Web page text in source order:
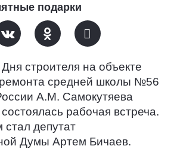
подарки
строителя на объекте
ремонта средней школы №56
А.М. Самокутяева
рабочая встреча.
стал депутат
Думы Артем Бичаев.